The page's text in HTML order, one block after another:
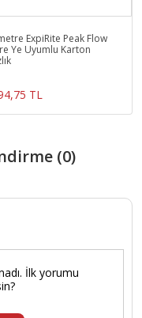
ExpiRite Peak Flow
Ye Uyumlu Karton
TL
(0)
İlk yorumu